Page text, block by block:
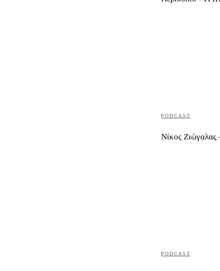
PODCAST
Νίκος Ζιώγαλας
PODCAST